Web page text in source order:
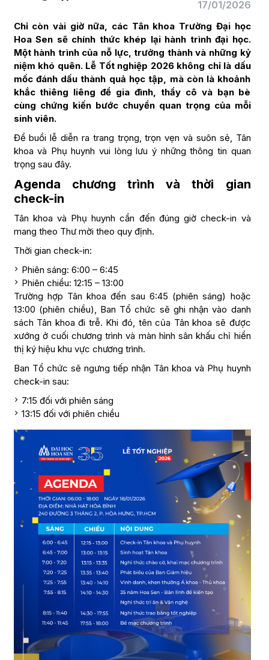
17/01/2026
Chỉ còn vài giờ nữa, các Tân khoa Trường Đại học
Hoa Sen sẽ chính thức khép lại hành trình đại học.
Một hành trình của nỗ lực, trưởng thành và những kỷ
niệm khó quên. Lễ Tốt nghiệp 2026 không chỉ là dấu
mốc đánh dấu thành quả học tập, mà còn là khoảnh
khắc thiêng liêng để gia đình, thầy cô và bạn bè
cùng chứng kiến bước chuyển quan trọng của mỗi
sinh viên.
Để buổi lễ diễn ra trang trọng, trọn vẹn và suôn sẻ, Tân
khoa và Phụ huynh vui lòng lưu ý những thông tin quan
trọng sau đây.
Agenda chương trình và thời gian
check-in
Tân khoa và Phụ huynh cần đến đúng giờ check-in và
mang theo Thư mời theo quy định.
Thời gian check-in:
Phiên sáng: 6:00 – 6:45
Phiên chiều: 12:15 – 13:00
Trường hợp Tân khoa đến sau 6:45 (phiên sáng) hoặc
13:00 (phiên chiều), Ban Tổ chức sẽ ghi nhận vào danh
sách Tân khoa đi trễ. Khi đó, tên của Tân khoa sẽ được
xướng ở cuối chương trình và màn hình sân khấu chỉ hiển
thị ký hiệu khu vực chương trình.
Ban Tổ chức sẽ ngưng tiếp nhận Tân khoa và Phụ huynh
check-in sau:
7:15 đối với phiên sáng
13:15 đối với phiên chiều